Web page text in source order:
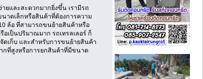
ยและสะดวกมากยิ่งขึ้น เรามีรถ
าดเล็กหรือสินค้าที่ต้องการความ
ล้อ ที่สามารถขนย้ายสินค้าหรือ
เป็นปริมาณมาก รถเทรลเลอร์ ก็
ดเก็บ และสำหรับการขนย้ายสินค้า
กที่สูงหรือการยกสินค้าที่มีขนาด